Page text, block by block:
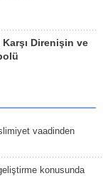
Direnişin ve
vaadinden
konusunda